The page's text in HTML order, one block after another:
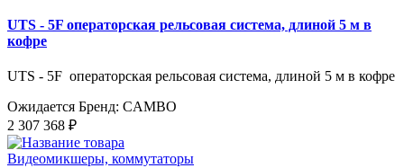
UTS - 5F операторская рельсовая система, длиной 5 м в
кофре
UTS - 5F операторская рельсовая система, длиной 5 м в кофре
Ожидается Бренд: CAMBO
2 307 368 ₽
Видеомикшеры, коммутаторы